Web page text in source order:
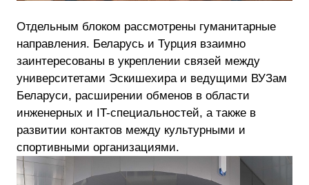
Отдельным блоком рассмотрены гуманитарные
направления. Беларусь и Турция взаимно
заинтересованы в укреплении связей между
университетами Эскишехира и ведущими ВУЗам
Беларуси, расширении обменов в области
инженерных и IT-специальностей, а также в
развитии контактов между культурными и
спортивными организациями.